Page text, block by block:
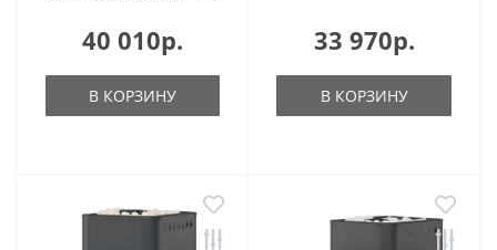
40 010р.
В КОРЗИНУ
33 970р.
В КОРЗИНУ